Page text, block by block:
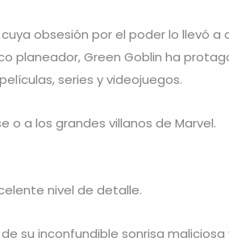
obsesión por el poder lo llevó a
planeador, Green Goblin ha
series y videojuegos.
a los grandes villanos de Marvel.
nivel de detalle.
su inconfundible sonrisa